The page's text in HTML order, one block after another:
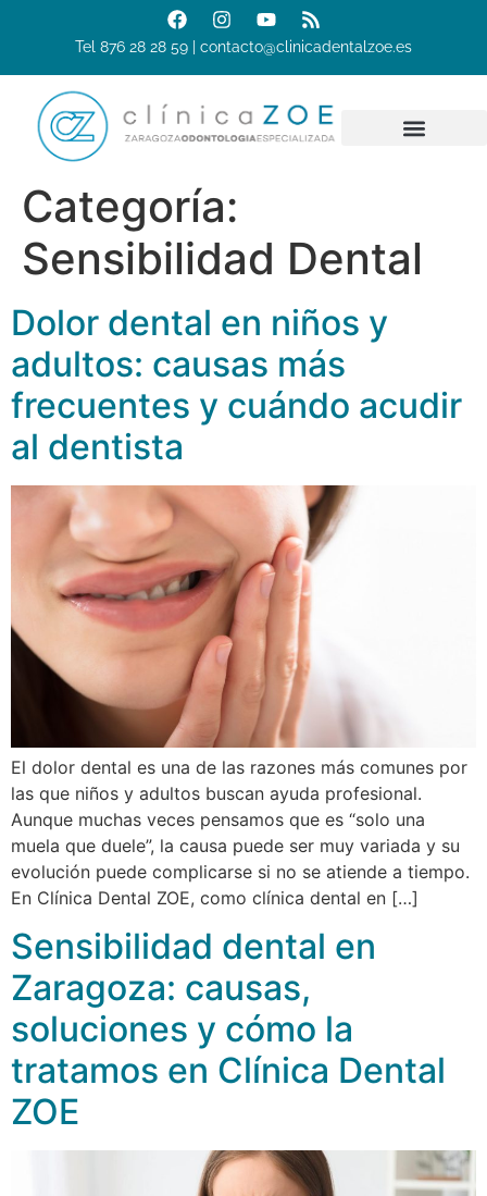
Tel 876 28 28 59 | contacto@clinicadentalzoe.es
Categoría:
Sensibilidad Dental
Dolor dental en niños y
adultos: causas más
frecuentes y cuándo acudir
al dentista
El dolor dental es una de las razones más comunes por
las que niños y adultos buscan ayuda profesional.
Aunque muchas veces pensamos que es “solo una
muela que duele”, la causa puede ser muy variada y su
evolución puede complicarse si no se atiende a tiempo.
En Clínica Dental ZOE, como clínica dental en […]
Sensibilidad dental en
Zaragoza: causas,
soluciones y cómo la
tratamos en Clínica Dental
ZOE